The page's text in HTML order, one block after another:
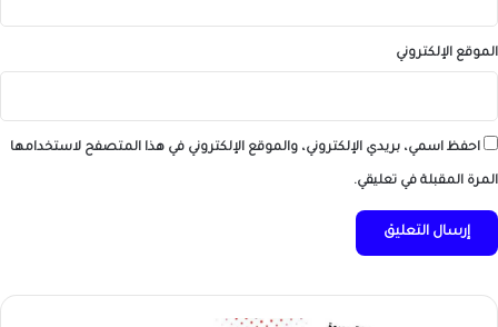
الموقع الإلكتروني
احفظ اسمي، بريدي الإلكتروني، والموقع الإلكتروني في هذا المتصفح لاستخدامها
المرة المقبلة في تعليقي.